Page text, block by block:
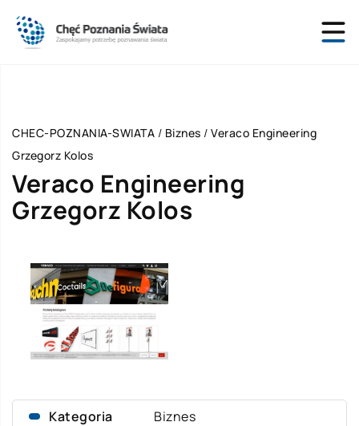
CHEC-POZNANIA-SWIATA / Biznes / Veraco Engineering
Grzegorz Kolos
Veraco Engineering
Grzegorz Kolos
Kategoria
Biznes